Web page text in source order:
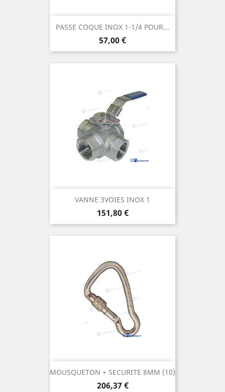
PASSE COQUE INOX 1-1/4 POUR...
Prix
57,00 €
VANNE 3VOIES INOX 1
Prix
151,80 €
MOUSQUETON + SECURITE 8MM (10)
Prix
206,37 €